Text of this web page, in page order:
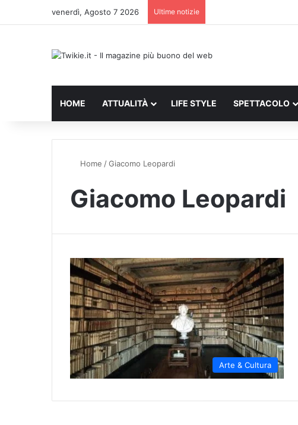
venerdì, Agosto 7 2026 Ultime notizie
HOME ATTUALITÀ LIFE STYLE SPETTACOLO
Home /Giacomo Leopardi
Giacomo Leopardi
Arte & Cultura